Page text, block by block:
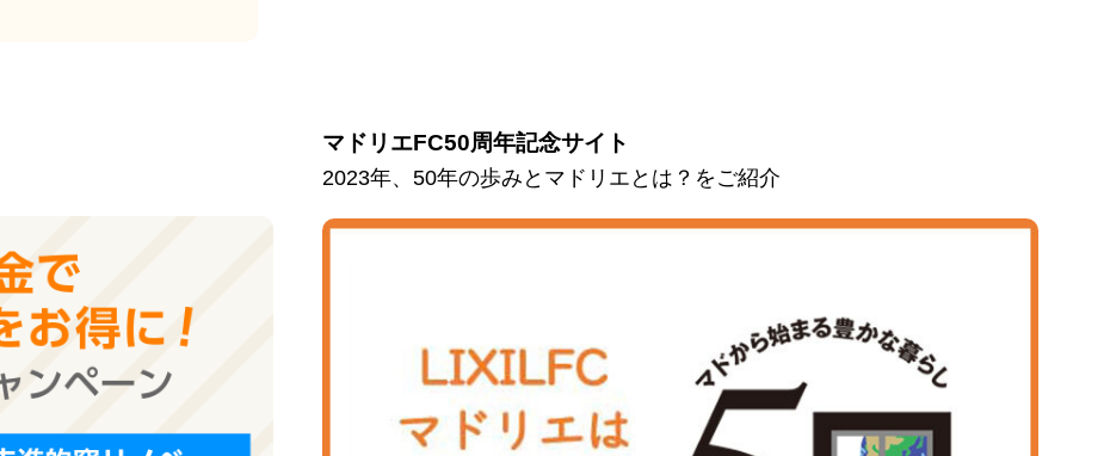
マドリエFC50周年記念サイト
2023年、50年の歩みとマドリエとは？をご紹介